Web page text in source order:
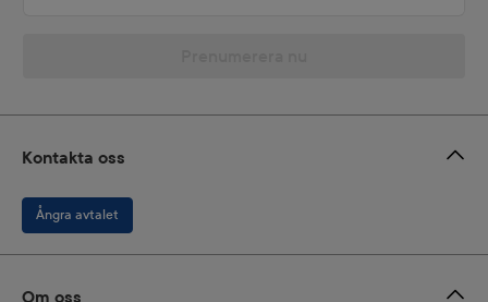
Kontakta oss
Ångra avtalet
Om oss